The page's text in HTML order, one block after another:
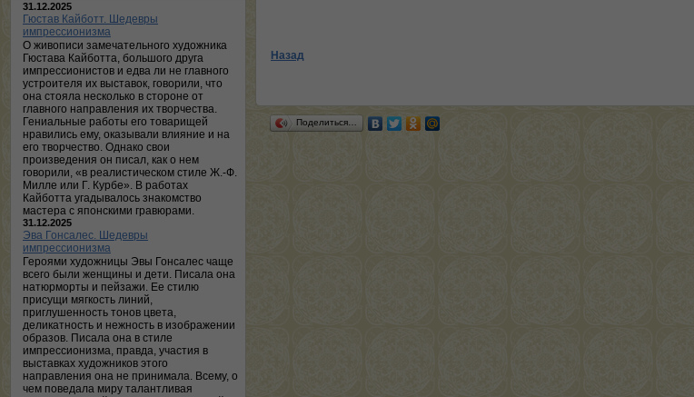
31.12.2025
Гюстав Кайботт. Шедевры
импрессионизма
О живописи замечательного художника
Гюстава Кайботта, большого друга
импрессионистов и едва ли не главного
устроителя их выставок, говорили, что
она стояла несколько в стороне от
главного направления их творчества.
Гениальные работы его товарищей
нравились ему, оказывали влияние и на
его творчество. Однако свои
произведения он писал, как о нем
говорили, «в реалистическом стиле Ж.-Ф.
Милле или Г. Курбе». В работах
Кайботта угадывалось знакомство
мастера с японскими гравюрами.
31.12.2025
Эва Гонсалес. Шедевры
импрессионизма
Героями художницы Эвы Гонсалес чаще
всего были женщины и дети. Писала она
натюрморты и пейзажи. Ее стилю
присущи мягкость линий,
приглушенность тонов цвета,
деликатность и нежность в изображении
образов. Писала она в стиле
импрессионизма, правда, участия в
выставках художников этого
направления она не принимала. Всему, о
чем поведала миру талантливая
Назад
Поделиться…